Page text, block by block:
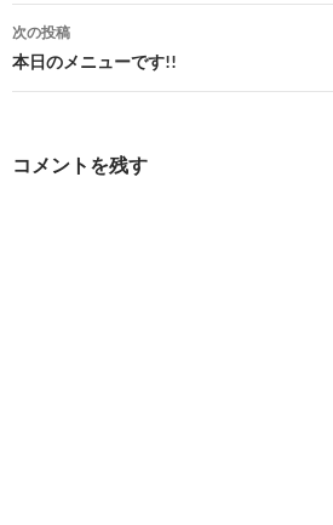
ナ
ビ
次の投稿
本日のメニューです!!
コメントを残す